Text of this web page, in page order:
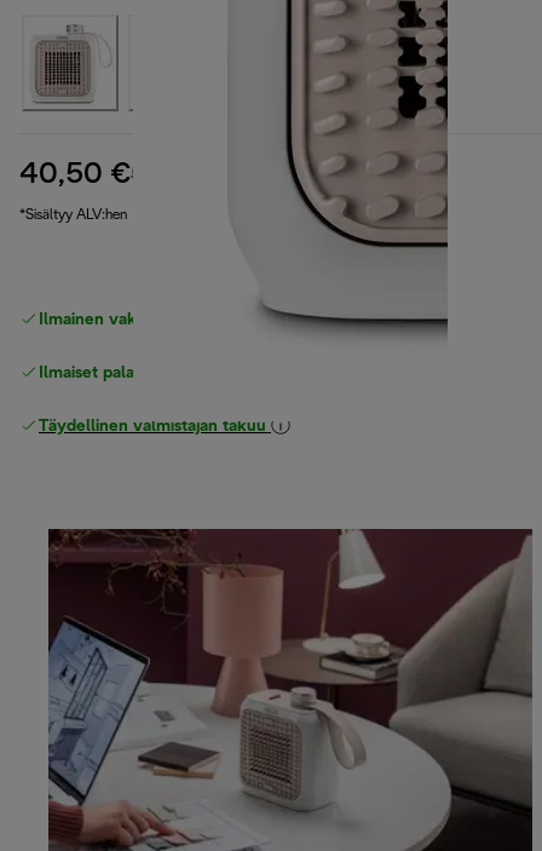
40,50 €58,90 € alkuperäinen hinta 58,90 €
*Sisältyy ALV:hen
Ilmainen vakiotoimitus yli 49 €
Ilmaiset palautukset
Täydellinen valmistajan takuu